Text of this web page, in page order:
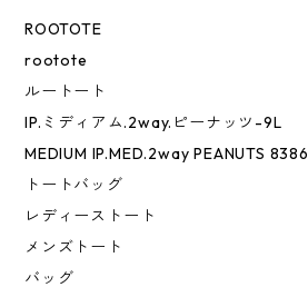
ROOTOTE
rootote
ルートート
IP.ミディアム.2way.ピーナッツ-9L
MEDIUM IP.MED.2way PEANUTS 8386
トートバッグ
レディーストート
メンズトート
バッグ